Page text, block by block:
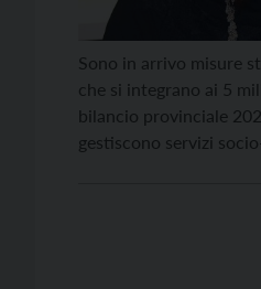
Sono in arrivo misure
che si integrano ai 5
bilancio provinciale
gestiscono servizi